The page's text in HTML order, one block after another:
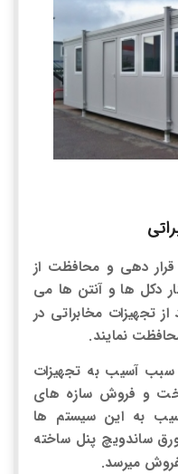
دهی و محافظت از
دکل ها و آنتن ها می
تجهیزات مخابراتی در
نمایند.
سبب آسیب به تجهیزات
و فروش سازه های
به این سیستم ها
ساندویچ پنل ساخته
میرسد.